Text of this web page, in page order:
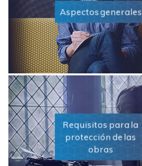
Aspectos generales
Requisitos para la
protección de las
obras